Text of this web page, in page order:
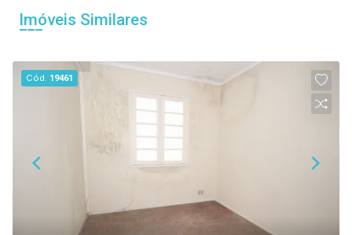
Imóveis Similares
Cód. 19461